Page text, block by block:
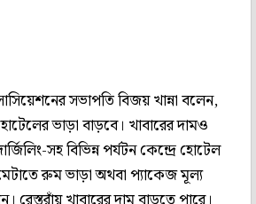
সভাপতি বিজয় খান্না বলেন,
ভাড়া বাড়বে। খাবারের দামও
সহ বিভিন্ন পর্যটন কেন্দ্রে হোটেল
রুম ভাড়া অথবা প্যাকেজ মূল্য